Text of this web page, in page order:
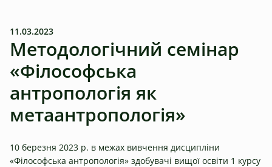
11.03.2023
Методологічний семінар
«Філософська
антропологія як
метаантропологія»
10 березня 2023 р. в межах вивчення дисципліни
«Філософська антропологія» здобувачі вищої освіти 1 курсу